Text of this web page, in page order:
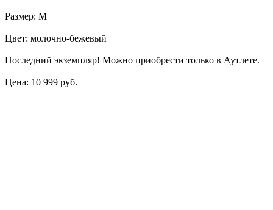
Размер: М
Цвет: молочно-бежевый
Последний экземпляр! Можно приобрести только в Аутлете.
Цена: 10 999 руб.